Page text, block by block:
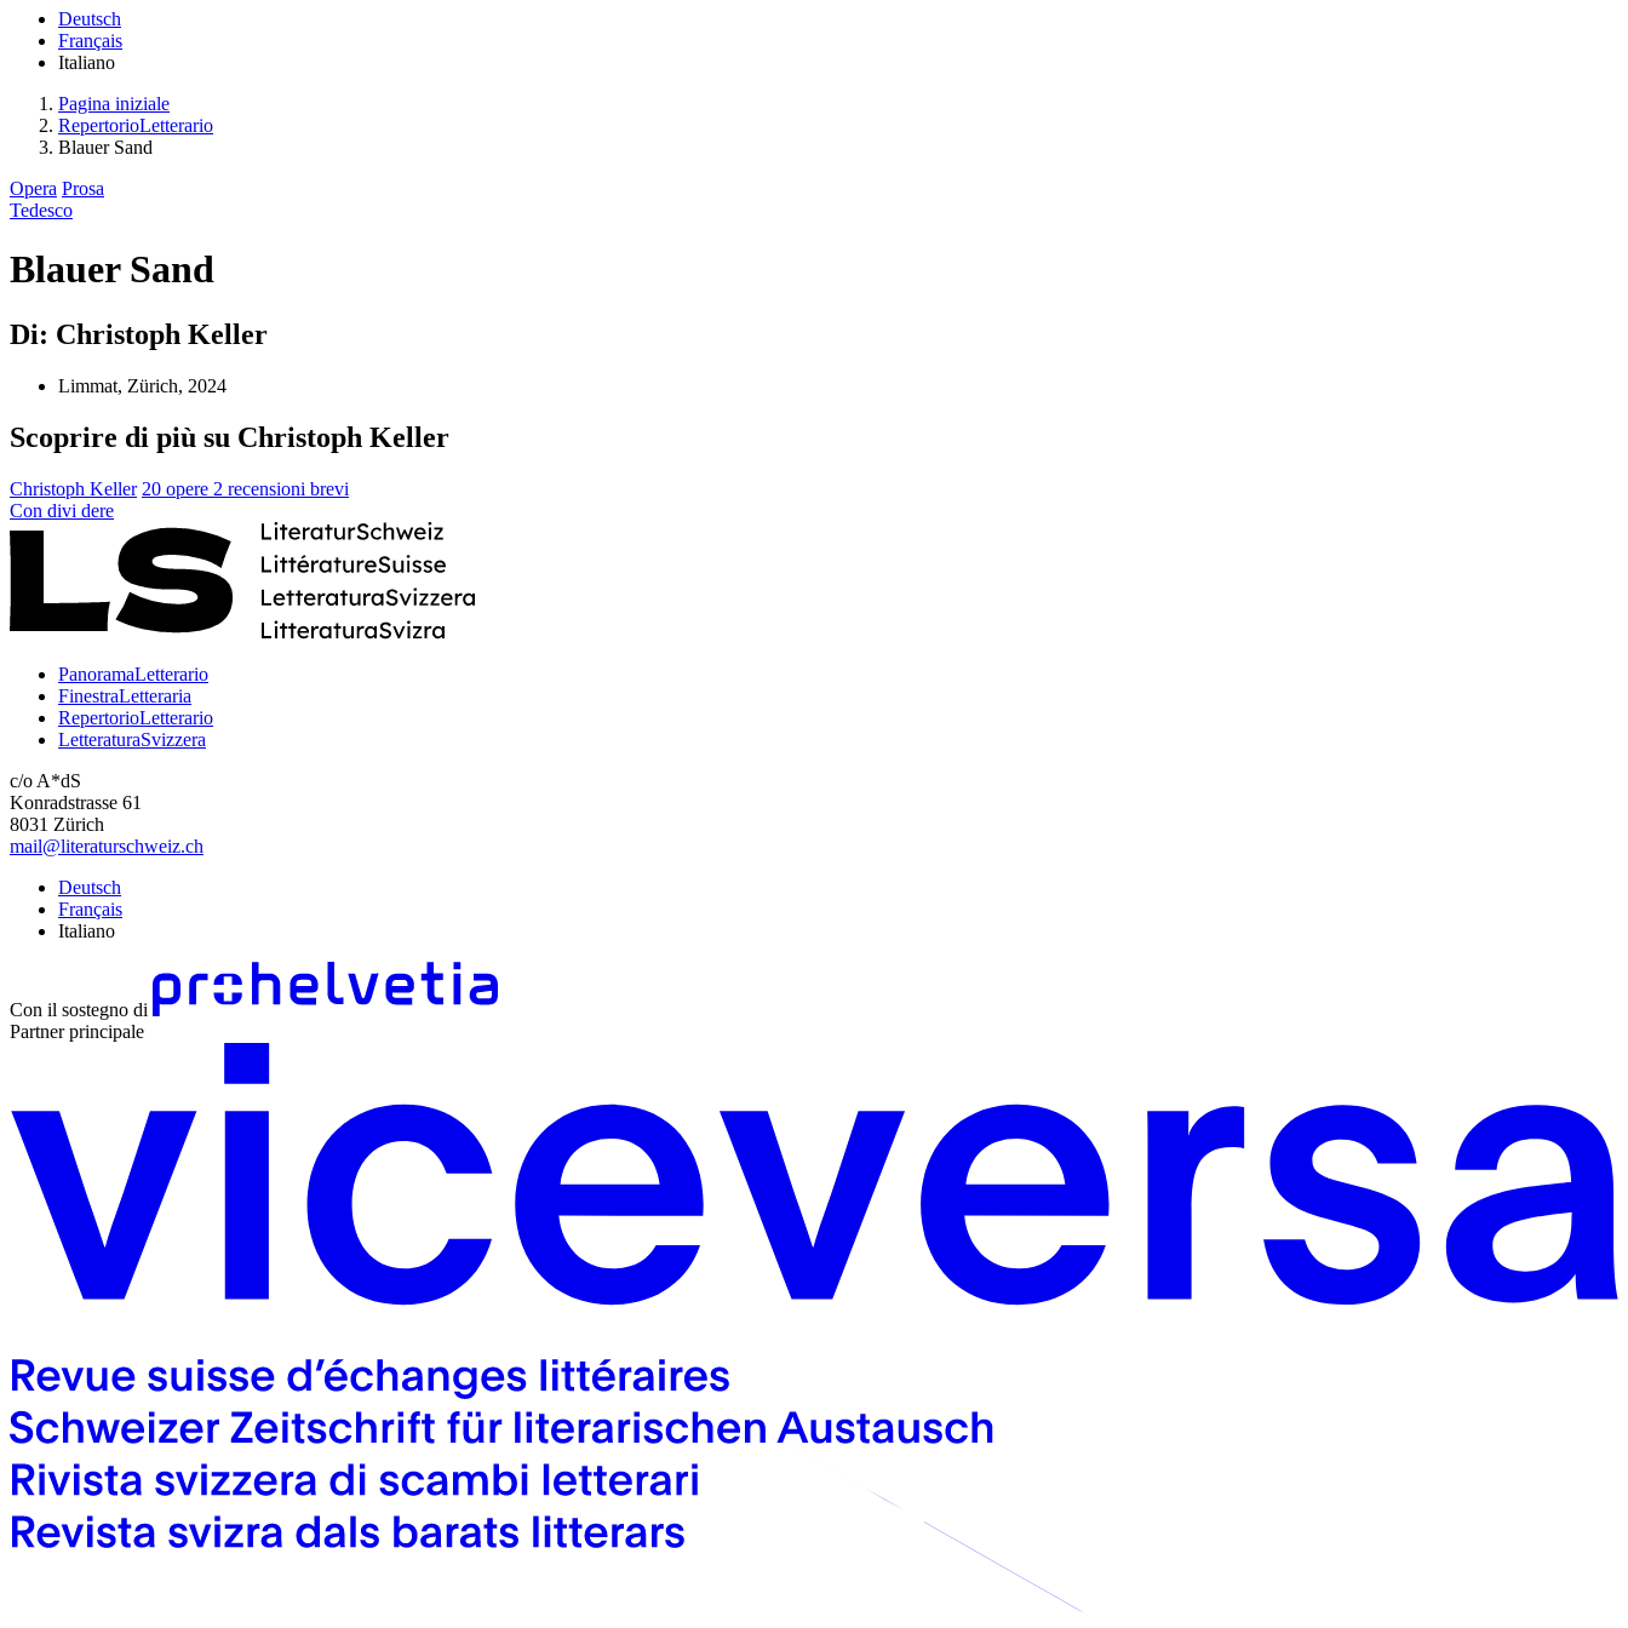
Deutsch
Français
Italiano
Pagina iniziale
RepertorioLetterario
Blauer Sand
Opera Prosa
Tedesco
Blauer Sand
Di: Christoph Keller
Limmat, Zürich, 2024
Scoprire di più su Christoph Keller
Christoph Keller 20 opere 2 recensioni brevi
Con divi dere
PanoramaLetterario
FinestraLetteraria
RepertorioLetterario
LetteraturaSvizzera
c/o A*dS
Konradstrasse 61
8031 Zürich
mail@literaturschweiz.ch
Deutsch
Français
Italiano
Con il sostegno di
Partner principale